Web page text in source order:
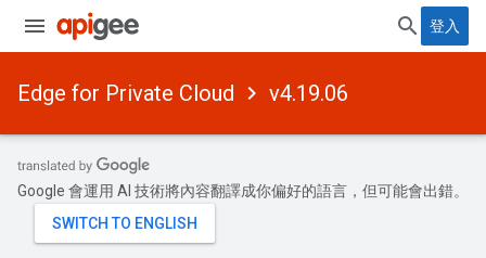
登入
Edge for Private Cloud v4.19.06
Google 會運用 AI 技術將內容翻譯成你偏好的語言，但可能會出錯。